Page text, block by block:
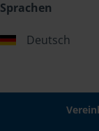
Sprachen
Deutsch